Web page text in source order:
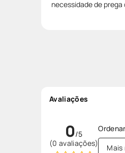
necessidade de
Avaliações
0
(0 avaliações)